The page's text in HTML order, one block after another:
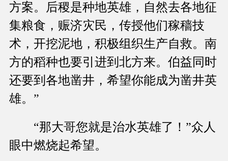
方案。后稷是种地英雄，自然去各地征
集粮食，赈济灾民，传授他们稼穑技
术，开挖泥地，积极组织生产自救。南
方的稻种也要引进到北方来。伯益同时
还要到各地凿井，希望你能成为凿井英
雄。”
“那大哥您就是治水英雄了！”众人
眼中燃烧起希望。